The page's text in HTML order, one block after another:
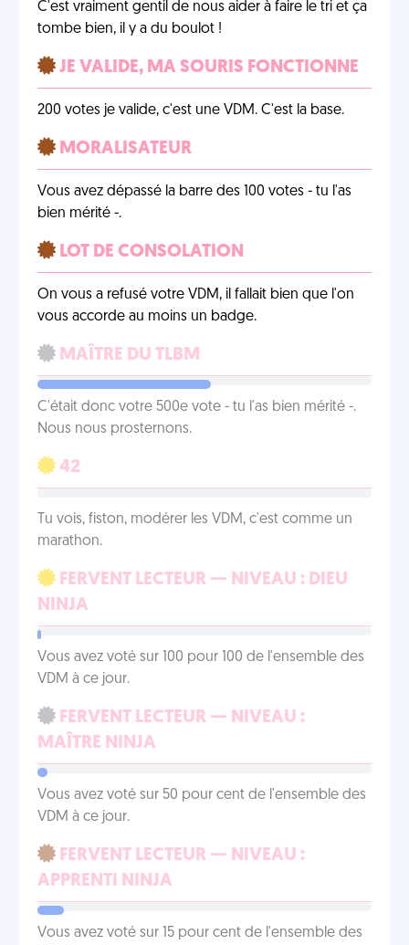
C'est vraiment gentil de nous aider à faire le tri et ça
tombe bien, il y a du boulot !
JE VALIDE, MA SOURIS FONCTIONNE
200 votes je valide, c'est une VDM. C'est la base.
MORALISATEUR
Vous avez dépassé la barre des 100 votes - tu l'as
bien mérité -.
LOT DE CONSOLATION
On vous a refusé votre VDM, il fallait bien que l'on
vous accorde au moins un badge.
MAÎTRE DU TLBM
C'était donc votre 500e vote - tu l'as bien mérité -.
Nous nous prosternons.
42
Tu vois, fiston, modérer les VDM, c'est comme un
marathon.
FERVENT LECTEUR — NIVEAU : DIEU
NINJA
Vous avez voté sur 100 pour 100 de l'ensemble des
VDM à ce jour.
FERVENT LECTEUR — NIVEAU :
MAÎTRE NINJA
Vous avez voté sur 50 pour cent de l'ensemble des
VDM à ce jour.
FERVENT LECTEUR — NIVEAU :
APPRENTI NINJA
Vous avez voté sur 15 pour cent de l'ensemble des